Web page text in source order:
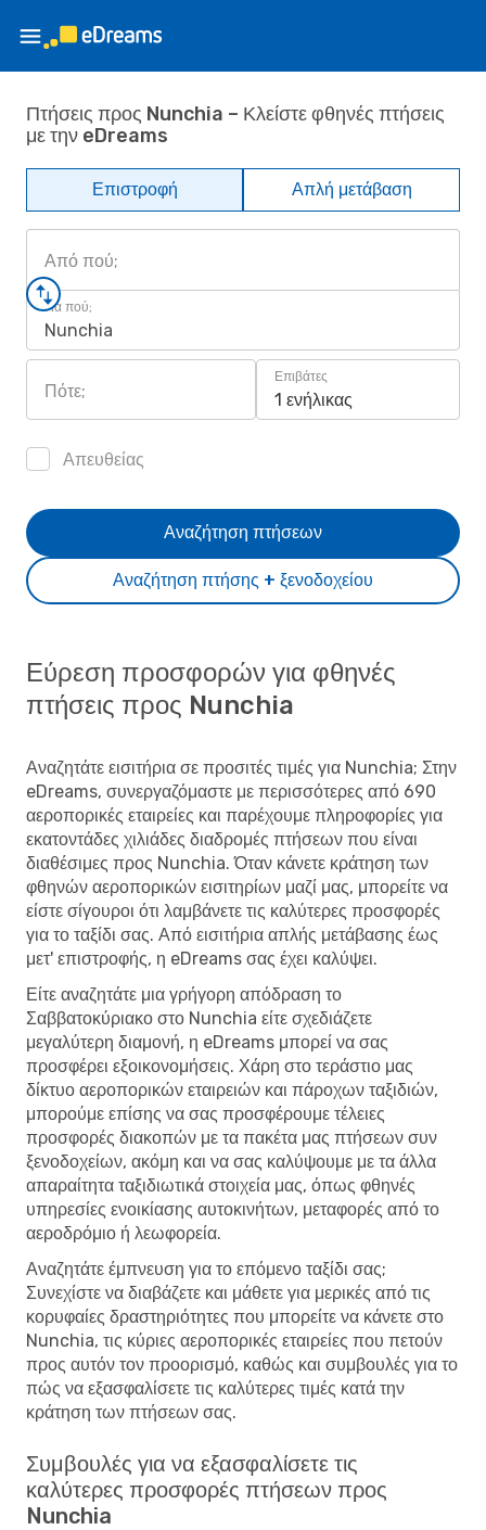
Πτήσεις προς Nunchia – Κλείστε φθηνές πτήσεις
με την eDreams
Επιστροφή Απλή μετάβαση
Από πού;
Για πού;
Nunchia
Πότε;
Επιβάτες
1 ενήλικας
Απευθείας
Αναζήτηση πτήσης + ξενοδοχείου
Αναζήτηση πτήσεων
Εύρεση προσφορών για φθηνές
πτήσεις προς Nunchia
Αναζητάτε εισιτήρια σε προσιτές τιμές για Nunchia; Στην
eDreams, συνεργαζόμαστε με περισσότερες από 690
αεροπορικές εταιρείες και παρέχουμε πληροφορίες για
εκατοντάδες χιλιάδες διαδρομές πτήσεων που είναι
διαθέσιμες προς Nunchia. Όταν κάνετε κράτηση των
φθηνών αεροπορικών εισιτηρίων μαζί μας, μπορείτε να
είστε σίγουροι ότι λαμβάνετε τις καλύτερες προσφορές
για το ταξίδι σας. Από εισιτήρια απλής μετάβασης έως
μετ' επιστροφής, η eDreams σας έχει καλύψει.
Είτε αναζητάτε μια γρήγορη απόδραση το
Σαββατοκύριακο στο Nunchia είτε σχεδιάζετε
μεγαλύτερη διαμονή, η eDreams μπορεί να σας
προσφέρει εξοικονομήσεις. Χάρη στο τεράστιο μας
δίκτυο αεροπορικών εταιρειών και πάροχων ταξιδιών,
μπορούμε επίσης να σας προσφέρουμε τέλειες
προσφορές διακοπών με τα πακέτα μας πτήσεων συν
ξενοδοχείων, ακόμη και να σας καλύψουμε με τα άλλα
απαραίτητα ταξιδιωτικά στοιχεία μας, όπως φθηνές
υπηρεσίες ενοικίασης αυτοκινήτων, μεταφορές από το
αεροδρόμιο ή λεωφορεία.
Αναζητάτε έμπνευση για το επόμενο ταξίδι σας;
Συνεχίστε να διαβάζετε και μάθετε για μερικές από τις
κορυφαίες δραστηριότητες που μπορείτε να κάνετε στο
Nunchia, τις κύριες αεροπορικές εταιρείες που πετούν
προς αυτόν τον προορισμό, καθώς και συμβουλές για το
πώς να εξασφαλίσετε τις καλύτερες τιμές κατά την
κράτηση των πτήσεων σας.
Συμβουλές για να εξασφαλίσετε τις
καλύτερες προσφορές πτήσεων προς
Nunchia